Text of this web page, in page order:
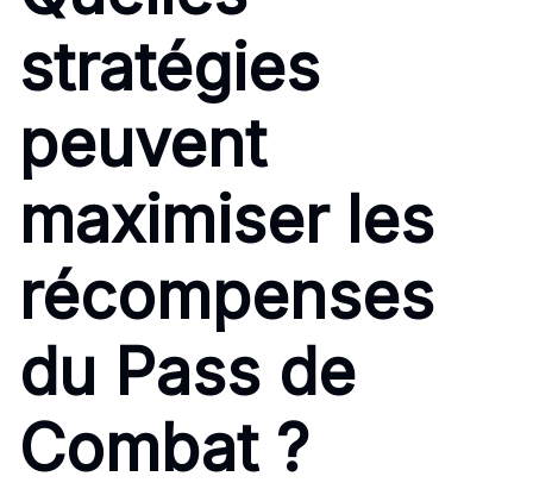
stratégies
peuvent
maximiser les
récompenses
du Pass de
Combat ?